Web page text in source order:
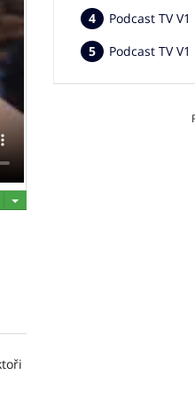
Stáhnout video
Podcast TV V1
Podcast TV V1